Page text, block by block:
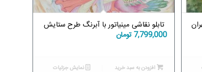
تابلو نقاشی مینیاتور با آبرنگ طرح ستایش
7,799,000 تومان
افزودن به سبد خرید نمایش جزئیات